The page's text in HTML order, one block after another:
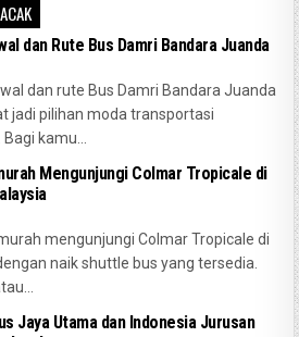
ACAK
dan Rute Bus Damri Bandara Juanda
dan rute Bus Damri Bandara Juanda
jadi pilihan moda transportasi
kamu...
Mengunjungi Colmar Tropicale di
mengunjungi Colmar Tropicale di
naik shuttle bus yang tersedia.
Jaya Utama dan Indonesia Jurusan